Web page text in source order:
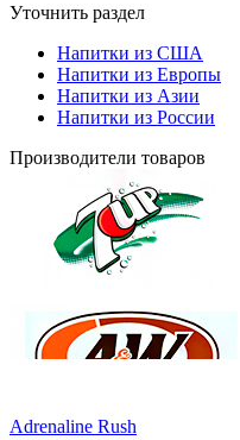
Уточнить раздел
Напитки из США
Напитки из Европы
Напитки из Азии
Напитки из России
Производители товаров
Adrenaline Rush